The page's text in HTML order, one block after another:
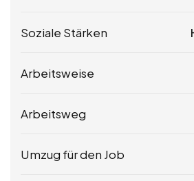
Soziale Stärken
Arbeitsweise
Arbeitsweg
Umzug für den Job